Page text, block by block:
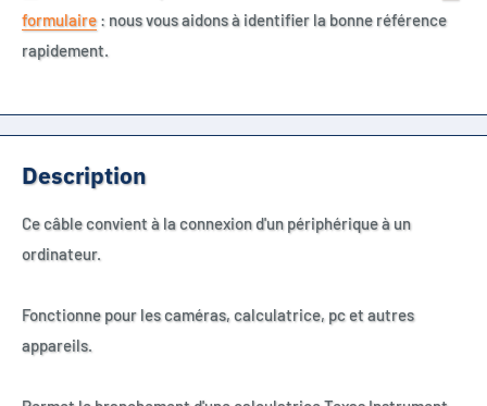
formulaire : nous vous aidons à identifier la bonne référence
rapidement.
Description
Ce câble convient à la connexion d'un périphérique à un
ordinateur.
Fonctionne pour les caméras, calculatrice, pc et autres
appareils.